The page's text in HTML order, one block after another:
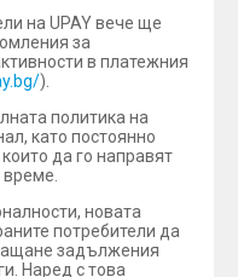
на UPAY вече ще
за
в платежния
).
политика на
като постоянно
да го направят
новата
потребители да
задължения
Наред с това